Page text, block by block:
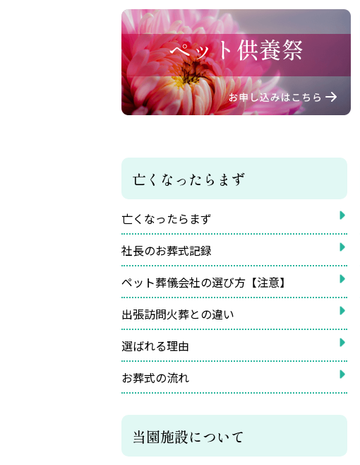
亡くなったらまず
亡くなったらまず
社長のお葬式記録
ペット葬儀会社の選び方【注意】
出張訪問火葬との違い
選ばれる理由
お葬式の流れ
当園施設について